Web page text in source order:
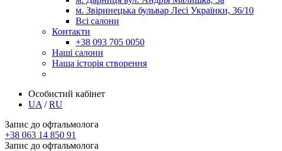
м. Звіринецька бульвар Лесі Українки, 36/10
Всі салони
Контакти
+38 093 705 0050
Наші салони
Наша історія створення
Особистий кабінет
UA /RU
Запис до офтальмолога
+38 063 14 850 91
Запис до офтальмолога